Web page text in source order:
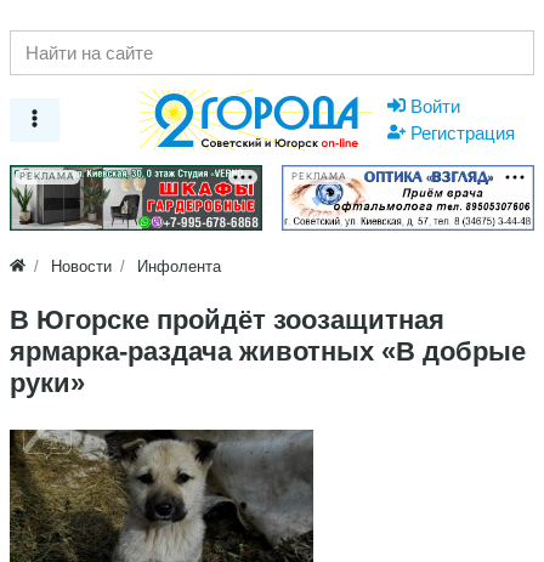
Войти
Регистрация
РЕКЛАМА РЕКЛАМА
Новости Инфолента
В Югорске пройдёт зоозащитная
ярмарка-раздача животных «В добрые
руки»